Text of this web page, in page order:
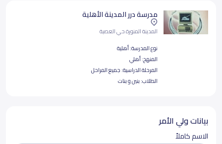
مدرسة درر المدينة الأهلية
المدينة المنورة حي العصبة
نوع المدرسة:أهلية
المنهج:أهلي
المرحلة الدراسية: جميع المراحل
الطلاب: بنين و بنات
بيانات ولي الأمر
الاسم كاملاً